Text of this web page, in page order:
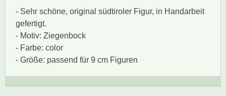
- Sehr schöne, original südtiroler Figur, in Handarbeit
gefertigt.
- Motiv: Ziegenbock
- Farbe: color
- Größe: passend für 9 cm Figuren